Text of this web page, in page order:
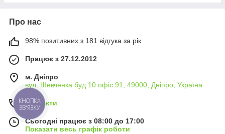
Про нас
98% позитивних з 181 відгука за рік
Працює з 27.12.2012
м. Дніпро
вул. Шевченка буд.10 офіс 91, 49000, Дніпро, Україна
Контакти
Сьогодні працює з 08:00 до 17:00
Показати весь графік роботи
КНОПКА
ЗВ'ЯЗКУ